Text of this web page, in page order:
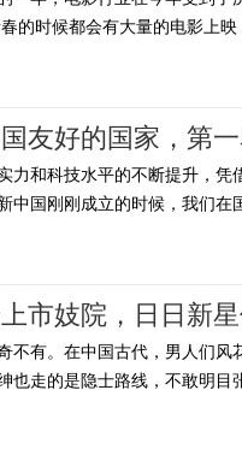
的时候都会有大量的电影上
友好的国家，第
力和科技水平的不断提升，
中国刚刚成立的时候，我们
市妓院，日日新
不有。在中国古代，男人们
也走的是隐士路线，不敢明目